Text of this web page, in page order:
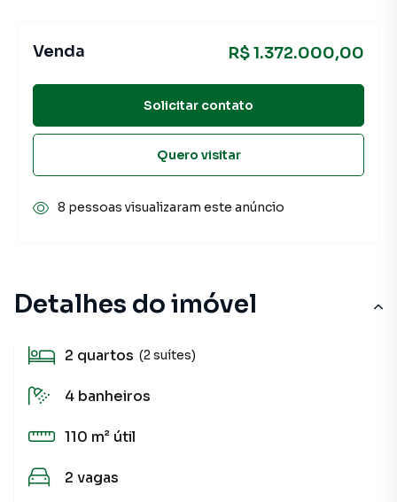
Detalhes do imóvel
2 quartos (2 suítes)
4 banheiros
110 m² útil
2 vagas
Venda R$ 1.372.000,00
Solicitar contato
Quero visitar
8 pessoas visualizaram este anúncio